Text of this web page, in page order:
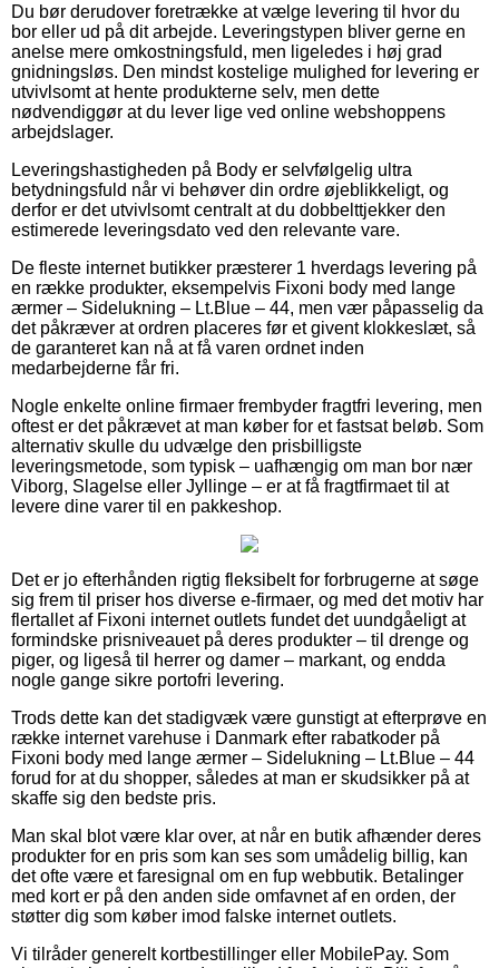
Du bør derudover foretrække at vælge levering til hvor du
bor eller ud på dit arbejde. Leveringstypen bliver gerne en
anelse mere omkostningsfuld, men ligeledes i høj grad
gnidningsløs. Den mindst kostelige mulighed for levering er
utvivlsomt at hente produkterne selv, men dette
nødvendiggør at du lever lige ved online webshoppens
arbejdslager.
Leveringshastigheden på Body er selvfølgelig ultra
betydningsfuld når vi behøver din ordre øjeblikkeligt, og
derfor er det utvivlsomt centralt at du dobbelttjekker den
estimerede leveringsdato ved den relevante vare.
De fleste internet butikker præsterer 1 hverdags levering på
en række produkter, eksempelvis Fixoni body med lange
ærmer – Sidelukning – Lt.Blue – 44, men vær påpasselig da
det påkræver at ordren placeres før et givent klokkeslæt, så
de garanteret kan nå at få varen ordnet inden
medarbejderne får fri.
Nogle enkelte online firmaer frembyder fragtfri levering, men
oftest er det påkrævet at man køber for et fastsat beløb. Som
alternativ skulle du udvælge den prisbilligste
leveringsmetode, som typisk – uafhængig om man bor nær
Viborg, Slagelse eller Jyllinge – er at få fragtfirmaet til at
levere dine varer til en pakkeshop.
Det er jo efterhånden rigtig fleksibelt for forbrugerne at søge
sig frem til priser hos diverse e-firmaer, og med det motiv har
flertallet af Fixoni internet outlets fundet det uundgåeligt at
formindske prisniveauet på deres produkter – til drenge og
piger, og ligeså til herrer og damer – markant, og endda
nogle gange sikre portofri levering.
Trods dette kan det stadigvæk være gunstigt at efterprøve en
række internet varehuse i Danmark efter rabatkoder på
Fixoni body med lange ærmer – Sidelukning – Lt.Blue – 44
forud for at du shopper, således at man er skudsikker på at
skaffe sig den bedste pris.
Man skal blot være klar over, at når en butik afhænder deres
produkter for en pris som kan ses som umådelig billig, kan
det ofte være et faresignal om en fup webbutik. Betalinger
med kort er på den anden side omfavnet af en orden, der
støtter dig som køber imod falske internet outlets.
Vi tilråder generelt kortbestillinger eller MobilePay. Som